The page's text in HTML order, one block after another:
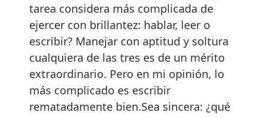
tarea considera más complicada de
ejercer con brillantez: hablar, leer o
escribir? Manejar con aptitud y soltura
cualquiera de las tres es de un mérito
extraordinario. Pero en mi opinión, lo
más complicado es escribir
rematadamente bien.Sea sincera: ¿qué